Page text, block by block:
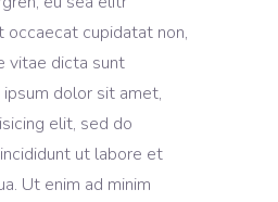
occaecat cupidatat non,
vitae dicta sunt
dolor sit amet,
elit, sed do
ut labore et
Ut enim ad minim